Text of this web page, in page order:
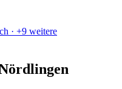
· +9 weitere